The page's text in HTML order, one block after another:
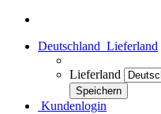
Deutschland Lieferland
Lieferland
Kundenlogin